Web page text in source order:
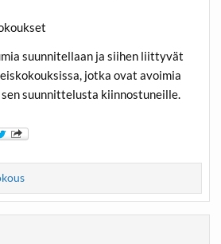
suunnitellaan ja siihen liittyvät
jotka ovat avoimia
suunnittelusta kiinnostuneille.